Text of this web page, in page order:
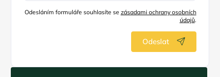
Odesláním formuláře souhlasíte se zásadami ochrany osobních
údajů.
Odeslat